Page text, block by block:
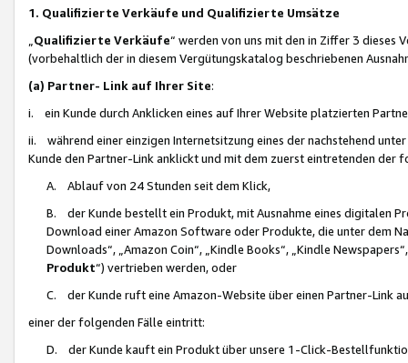
1. Qualifizierte Verkäufe und Qualifizierte Umsätze
Qualifizierte Verkäufe“ werden von uns mit den in Ziffer 3
(vorbehaltlich der in diesem Vergütungskatalog beschriebenen
(a) Partner- Link auf Ihrer Site:
i. ein Kunde durch Anklicken eines auf Ihrer Website platzierten
ii. während einer einzigen Internetsitzung eines der nachstehend
Kunde den Partner-Link anklickt und mit dem zuerst eintretenden der
A. Ablauf von 24 Stunden seit dem Klick,
B. der Kunde bestellt ein Produkt, mit Ausnahme eines digitalen
Download einer Amazon Software oder Produkte, die unter dem
Downloads“, „Amazon Coin“, „Kindle Books“, „Kindle
Produkt“) vertrieben werden, oder
C. der Kunde ruft eine Amazon-Website über einen Partner-Link
einer der folgenden Fälle eintritt:
D. der Kunde kauft ein Produkt über unsere 1-Click-